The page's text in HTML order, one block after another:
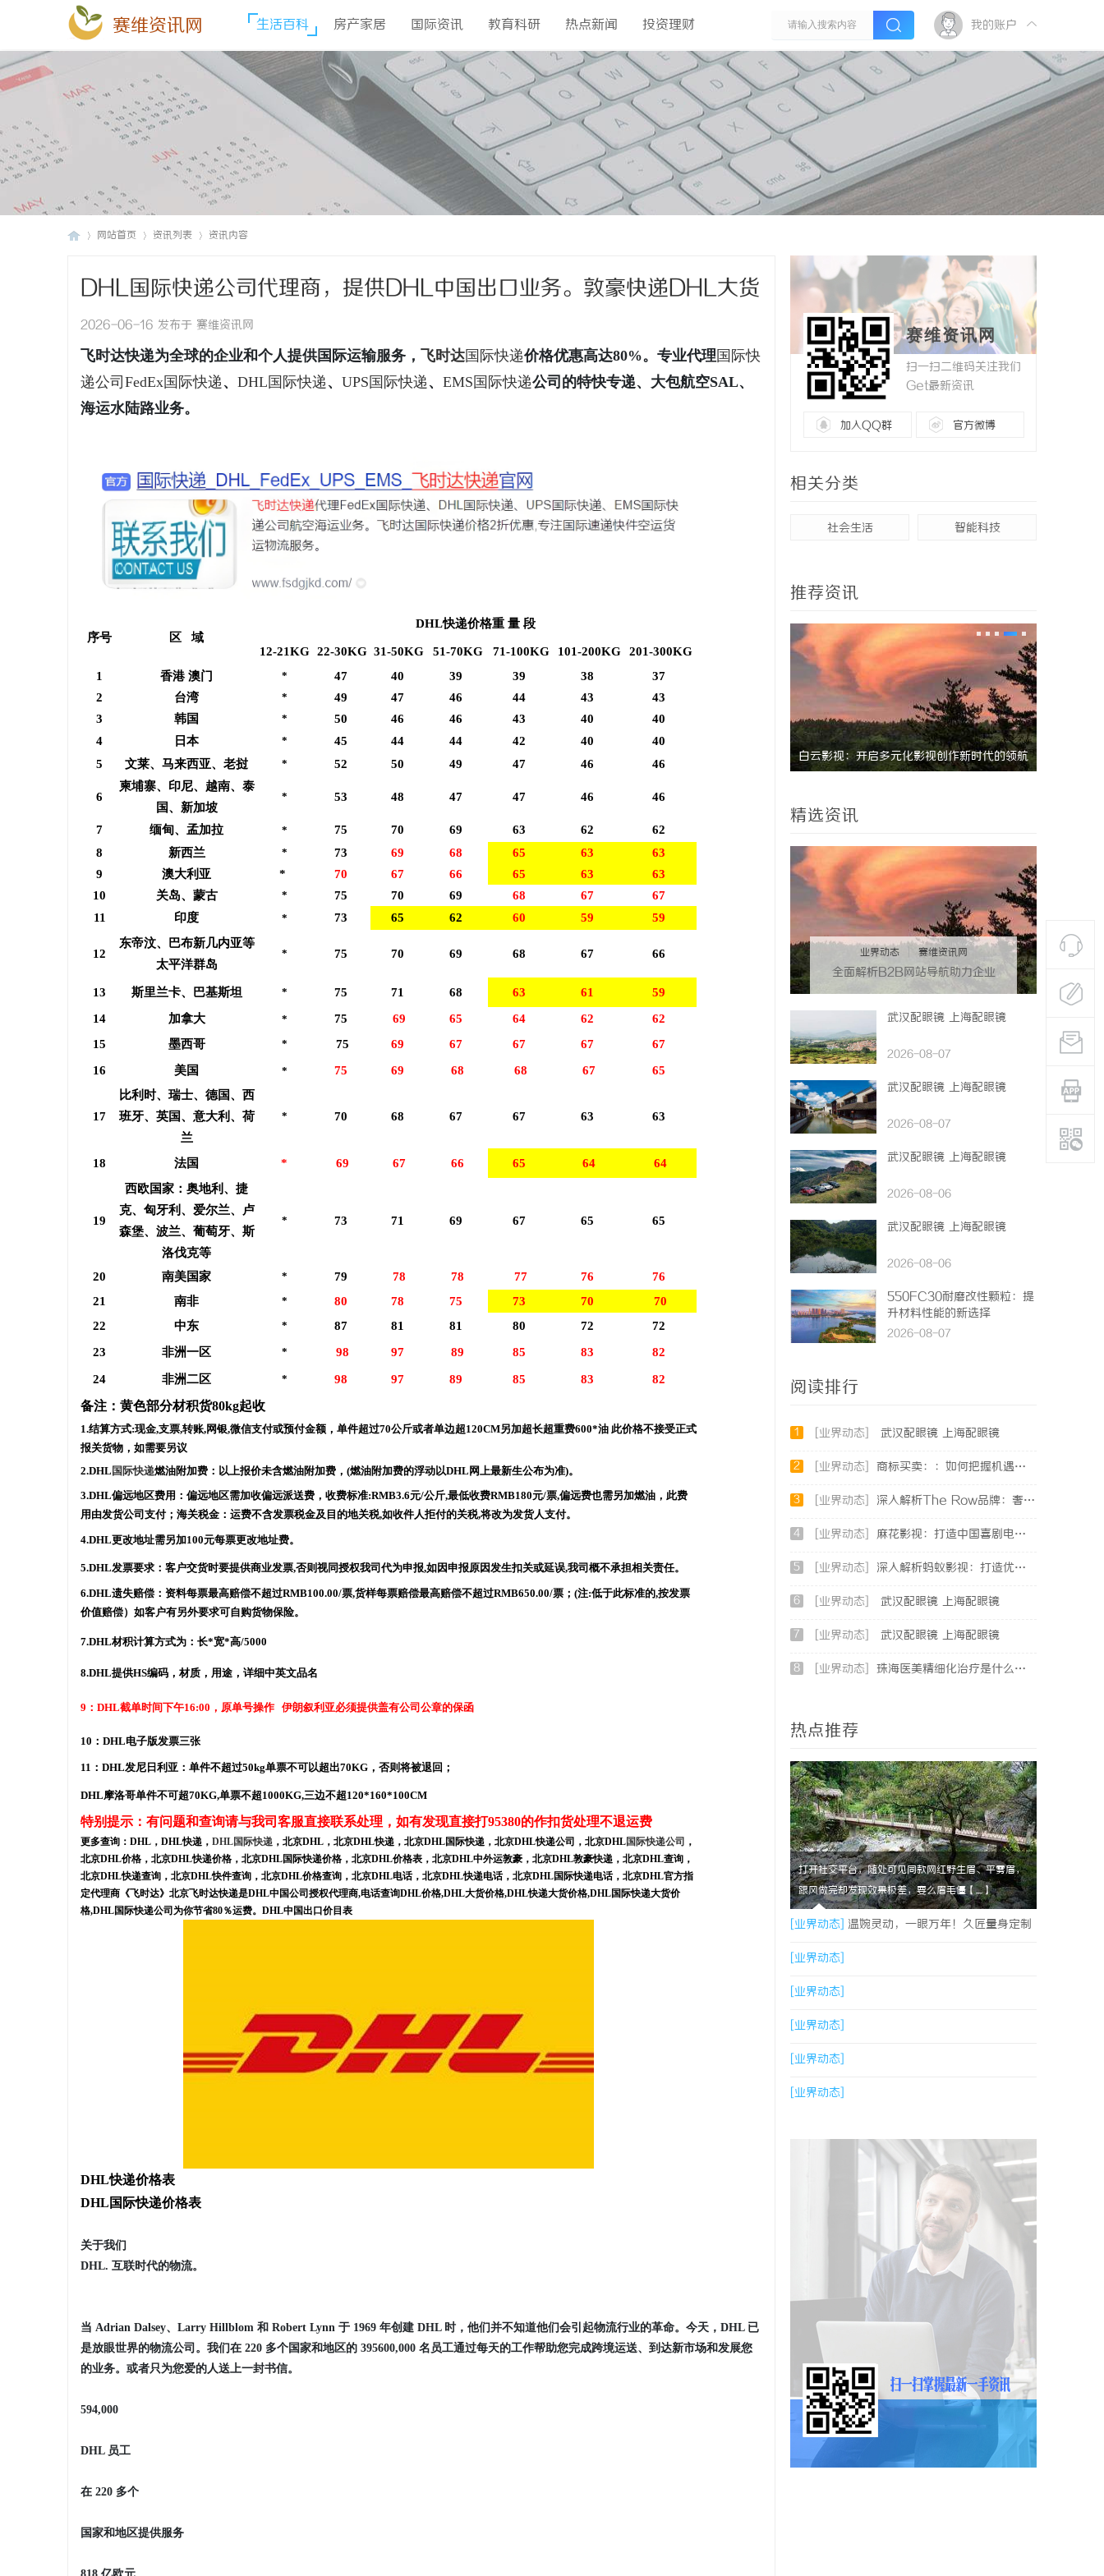
赛维资讯网 生活百科 房产家居 国际资讯 教育科研 热点新闻 投资理财 我的账户
网站首页 资讯列表 资讯内容
DHL国际快递公司代理商，提供DHL中国出口业务。敦豪快递DHL大货
促销价格,DHL快递价格,DHL国际快递价格
2026-06-16 发布于 赛维资讯网
飞时达快递为全球的企业和个人提供国际运输服务， 飞时达国际快递价格优惠高达80%。专业代理 国际快
递公司 FedEx国际快递 、 DHL国际快递 、 UPS国际快递 、 EMS国际快递公司的特快专递、大包航空SAL、
海运水陆路业务。
序号 区 域
DHL快递价格重 量 段
12-21KG 22-30KG 31-50KG 51-70KG 71-100KG 101-200KG
201-300KG
1
香港 澳门 * 47 40 39 39 38
37
2
台湾 * 49 47 46 44 43
43
3
韩国 * 50 46 46 43 40
40
4
日本 * 45 44 44 42 40
40
5
文莱、马来西亚、老挝 * 52 50 49 47 46 46
6
柬埔寨、印尼、越南、泰
国、新加坡
* 53 48 47 47 46 46
7 缅甸、孟加拉 * 75 70 69 63 62
62
8
新西兰 * 73 69 68 65 63
63
9
澳大利亚 * 70 67 66 65 63
63
10
关岛、蒙古 * 75 70 69 68 67
67
11
印度 * 73 65 62 60 59 59
12
东帝汶、巴布新几内亚等
太平洋群岛
* 75 70 69 68 67 66
13 斯里兰卡、巴基斯坦 * 75 71 68 63 61
59
14
加拿大 * 75 69 65 64 62
62
15
墨西哥 * 75 69 67 67 67
67
16
美国 * 75 69 68 68 67 65
17
比利时、瑞士、德国、西
班牙、英国、意大利、荷
兰
* 70 68 67 67 63 63
18 法国 * 69 67 66 65 64 64
19
西欧国家：奥地利、捷
克、匈牙利、爱尔兰、卢
森堡、波兰、葡萄牙、斯
洛伐克等
* 73 71 69 67 65 65
20 南美国家 * 79 78 78 77 76
76
21
南非 * 80 78 75 73 70
70
22
中东 * 87 81 81 80 72
72
23
非洲一区 * 98 97 89 85 83 82
24 非洲二区 * 98 97 89 85 83 82
备注： 黄色部分材积货80kg起收
1.结算方式:现金,支票,转账,网银,微信支付或预付金额，单件超过70公斤或者单边超120CM另加超长超重费600*油 此价格不接受正式
报关货物，如需要另议
2.DHL 国际快递燃油附加费：以上报价未含燃油附加费，(燃油附加费的浮动以DHL网上最新生公布为准)。
3.DHL偏远地区费用：偏远地区需加收偏远派送费，收费标准:RMB3.6元/公斤,最低收费RMB180元/票,偏远费也需另加燃油，此费
用由发货公司支付；海关税金：运费不含发票税金及目的地关税,如收件人拒付的关税,将改为发货人支付。
4.DHL更改地址需另加100元每票更改地址费。
5.DHL发票要求：客户交货时要提供商业发票,否则视同授权我司代为申报,如因申报原因发生扣关或延误,我司概不承担相关责任。
6.DHL遗失赔偿：资料每票最高赔偿不超过RMB100.00/票,货样每票赔偿最高赔偿不超过RMB650.00/票；(注:低于此标准的,按发票
价值赔偿）如客户有另外要求可自购货物保险。
7.DHL材积计算方式为：长*宽*高/5000
8.DHL提供HS编码，材质，用途，详细中英文品名
9：DHL截单时间下午16:00，原单号操作 伊朗叙利亚必须提供盖有公司公章的保函
10：DHL电子版发票三张
11：DHL发尼日利亚：单件不超过50kg单票不可以超出70KG，否则将被退回；
DHL摩洛哥单件不可超70KG,单票不超1000KG,三边不超120*160*100CM
特别提示：有问题和查询请与我司客服直接联系处理，如有发现直接打95380的作扣货处理不退运费
更多查询：DHL，DHL快递， DHL国际快递 ，北京DHL，北京DHL快递，北京DHL国际快递，北京DHL快递公司，北京DHL国际快递公司 ，
北京DHL价格，北京DHL快递价格，北京DHL国际快递价格，北京DHL价格表，北京DHL中外运敦豪，北京DHL敦豪快递，北京DHL查询，
北京DHL快递查询，北京DHL快件查询，北京DHL价格查询，北京DHL电话，北京DHL快递电话，北京DHL国际快递电话，北京DHL官方指
定代理商《飞时达》北京飞时达快递是DHL中国公司授权代理商,电话查询DHL价格,DHL大货价格,DHL快递大货价格,DHL国际快递大货价
格,DHL国际快递公司为你节省80％运费。DHL中国出口价目表
DHL快递价格表
DHL国际快递价格表
关于我们
DHL. 互联时代的物流。
当 Adrian Dalsey、Larry Hillblom 和 Robert Lynn 于 1969 年创建 DHL 时，他们并不知道他们会引起物流行业的革命。今天，DHL 已
是放眼世界的物流公司。我们在 220 多个国家和地区的 395600,000 名员工通过每天的工作帮助您完成跨境运送、到达新市场和发展您
的业务。或者只为您爱的人送上一封书信。
594,000
DHL 员工
在 220 多个
国家和地区提供服务
赛维资讯网
扫一扫二维码关注我们
Get最新资讯
加入QQ群 官方微博
相关分类
社会生活 智能科技
推荐资讯
武汉配眼镜 上海配眼镜 轨道影院：革新观影体验的未来娱乐新模式 白云影视：开启多元化影视创作新时代的领航 武汉配眼镜 上海配眼镜
精选资讯
业界动态 赛维资讯网
全面解析B2B网站导航助力企业
高效对接商机
武汉配眼镜 上海配眼镜
2026-08-07
武汉配眼镜 上海配眼镜
2026-08-07
武汉配眼镜 上海配眼镜
2026-08-06
武汉配眼镜 上海配眼镜
2026-08-06
550FC30耐磨改性颗粒：提
升材料性能的新选择
2026-08-07
阅读排行
1 [业界动态] 武汉配眼镜 上海配眼镜
2 [业界动态] 商标买卖：：如何把握机遇与规避风险
3 [业界动态] 深入解析The Row品牌：奢华时尚的典范与设计哲学
4 [业界动态] 麻花影视：打造中国喜剧电影的新标杆与文化现象
5 [业界动态] 深入解析蚂蚁影视：打造优质影视资源新平台
6 [业界动态] 武汉配眼镜 上海配眼镜
7 [业界动态] 武汉配眼镜 上海配眼镜
8 [业界动态] 珠海医美精细化治疗是什么？珠海专业医美机构筛选标准科普
热点推荐
打开社交平台，随处可见同款网红野生眉、平雾眉，
跟风做完却发现效果极差，要么眉毛僵【....】
[业界动态] 温婉灵动，一眼万年！久匠量身定制
的眉眼唇，才是你整张脸的点睛之笔！淡颜系女
生的气质加分项
[业界动态]
[业界动态]
[业界动态]
[业界动态]
[业界动态]